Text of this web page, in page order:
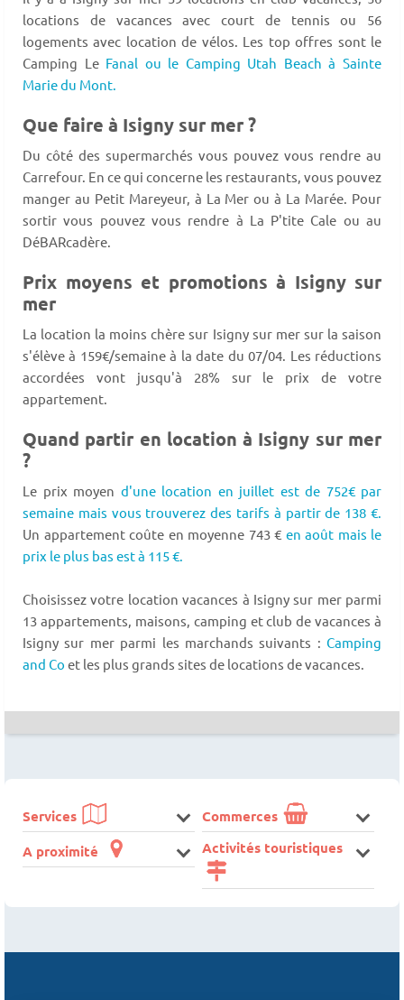
locations de vacances avec court de tennis ou 56
logements avec location de vélos. Les top offres sont le
Camping Le Fanal ou le Camping Utah Beach à Sainte
Marie du Mont.
Que faire à Isigny sur mer ?
Du côté des supermarchés vous pouvez vous rendre au
Carrefour. En ce qui concerne les restaurants, vous pouvez
manger au Petit Mareyeur, à La Mer ou à La Marée. Pour
sortir vous pouvez vous rendre à La P'tite Cale ou au
DéBARcadère.
Prix moyens et promotions à Isigny sur
mer
La location la moins chère sur Isigny sur mer sur la saison
s'élève à 159€/semaine à la date du 07/04. Les réductions
accordées vont jusqu'à 28% sur le prix de votre
appartement.
Quand partir en location à Isigny sur mer
?
Le prix moyen d'une location en juillet est de 752€ par
semaine mais vous trouverez des tarifs à partir de 138 €.
Un appartement coûte en moyenne 743 € en août mais le
prix le plus bas est à 115 €.
Choisissez votre location vacances à Isigny sur mer parmi
13 appartements, maisons, camping et club de vacances à
Isigny sur mer parmi les marchands suivants : Camping
and Co et les plus grands sites de locations de vacances.
Services
Commerces
A proximité
Activités touristiques